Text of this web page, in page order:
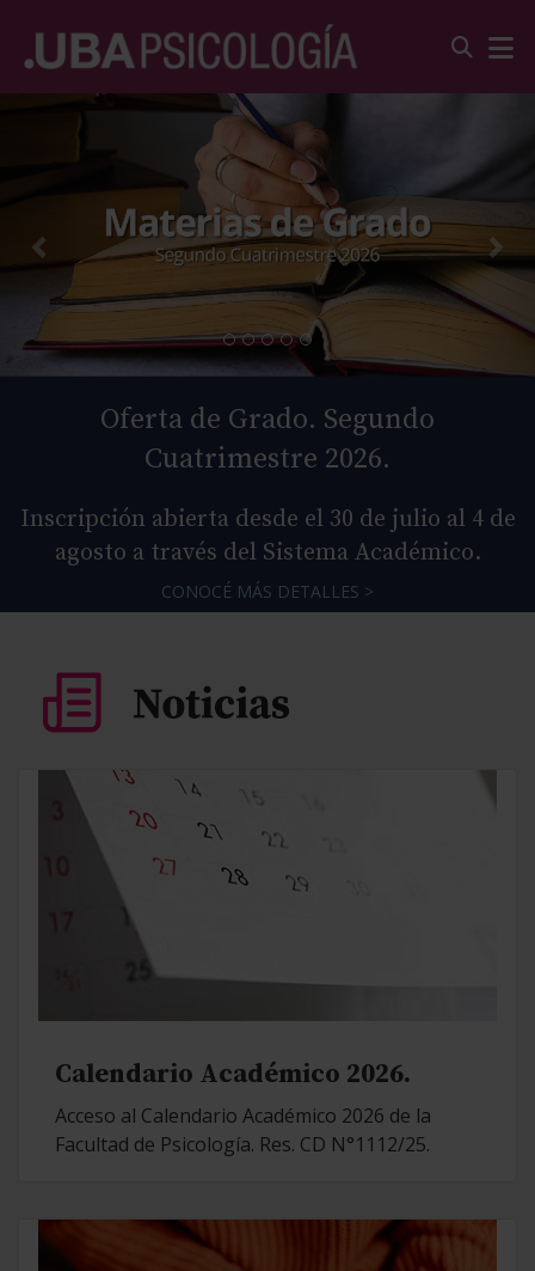
Oferta de Grado. Segundo
Cuatrimestre 2026.
Inscripción abierta desde el 30 de julio al 4 de
agosto a través del Sistema Académico.
CONOCÉ MÁS DETALLES >
Calendario Académico 2026.
Acceso al Calendario Académico 2026 de la
Facultad de Psicología. Res. CD N°1112/25.